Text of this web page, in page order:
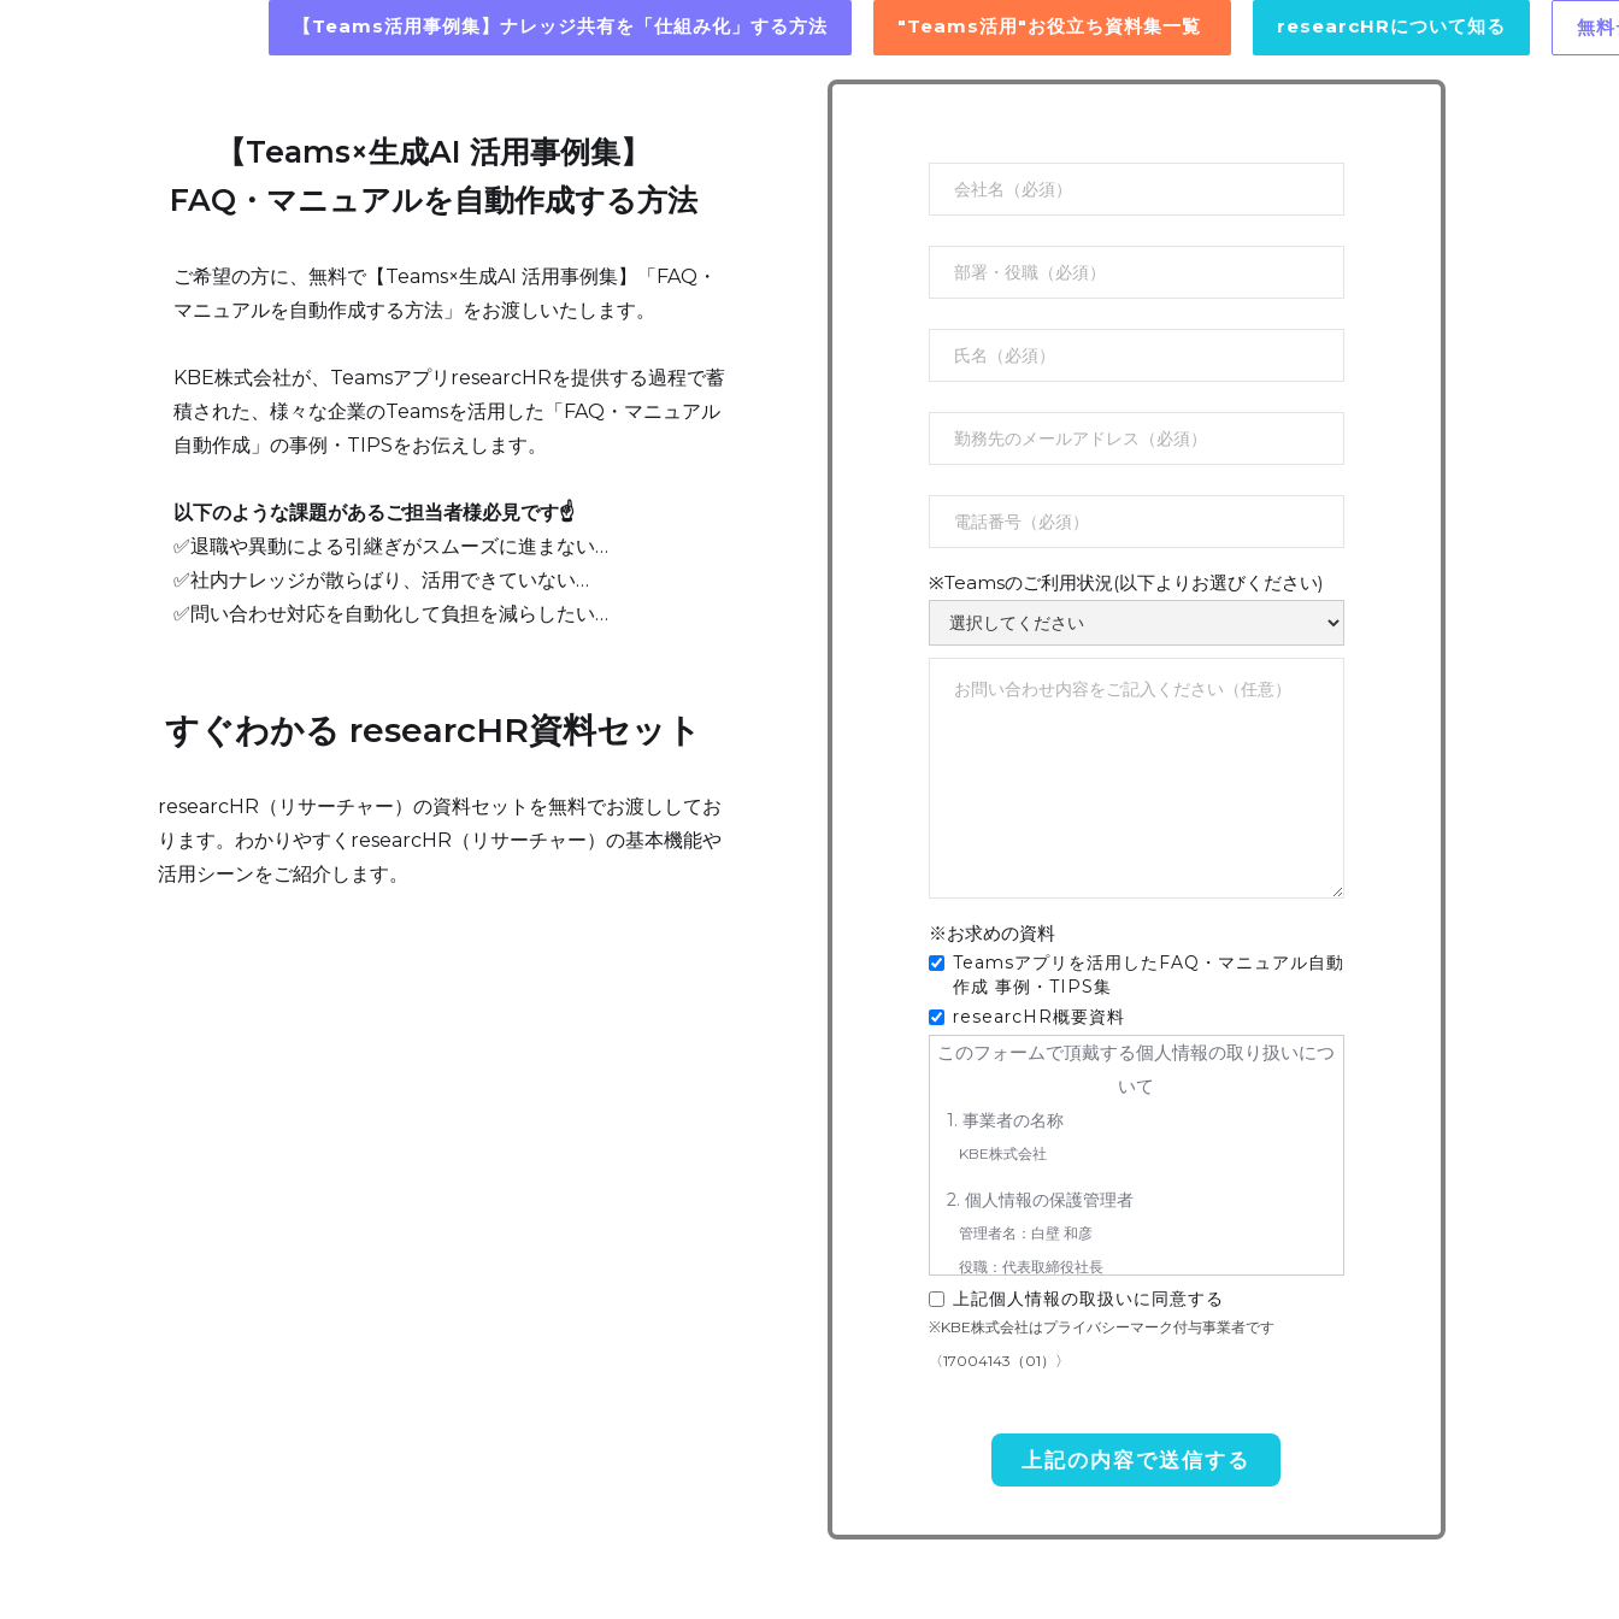
【Teams活用事例集】ナレッジ共有を「仕組み化」する方法 "Teams活用"お役立ち資料集一覧 researcHRについて知る 無
【Teams×生成AI 活用事例集】
FAQ・マニュアルを自動作成する方法
ご希望の方に、無料で【Teams×生成AI 活用事例集】「FAQ・
マニュアルを自動作成する方法」をお渡しいたします。
KBE株式会社が、TeamsアプリresearcHRを提供する過程で蓄
積された、様々な企業のTeamsを活用した「FAQ・マニュアル
自動作成」の事例・TIPSをお伝えします。
以下のような課題があるご担当者様必見です☝
✅退職や異動による引継ぎがスムーズに進まない…
✅社内ナレッジが散らばり、活用できていない…
✅問い合わせ対応を自動化して負担を減らしたい…
すぐわかる researcHR資料セット
researcHR（リサーチャー）の資料セットを無料でお渡ししてお
ります。わかりやすくresearcHR（リサーチャー）の基本機能や
活用シーンをご紹介します。
※Teamsのご利用状況(以下よりお選びください)
※お求めの資料
Teamsアプリを活用したFAQ・マニュアル自動
作成 事例・TIPS集
researcHR概要資料
このフォームで頂戴する個人情報の取り扱いにつ
いて
1. 事業者の名称
KBE株式会社
2. 個人情報の保護管理者
管理者名：白壁 和彦
役職：代表取締役社長
連絡先：050-5240-6730
当社は事業運営上、前項利用目的の範囲に限って個人情報
上記個人情報の取扱いに同意する
※KBE株式会社はプライバシーマーク付与事業者です
〈17004143（01）〉